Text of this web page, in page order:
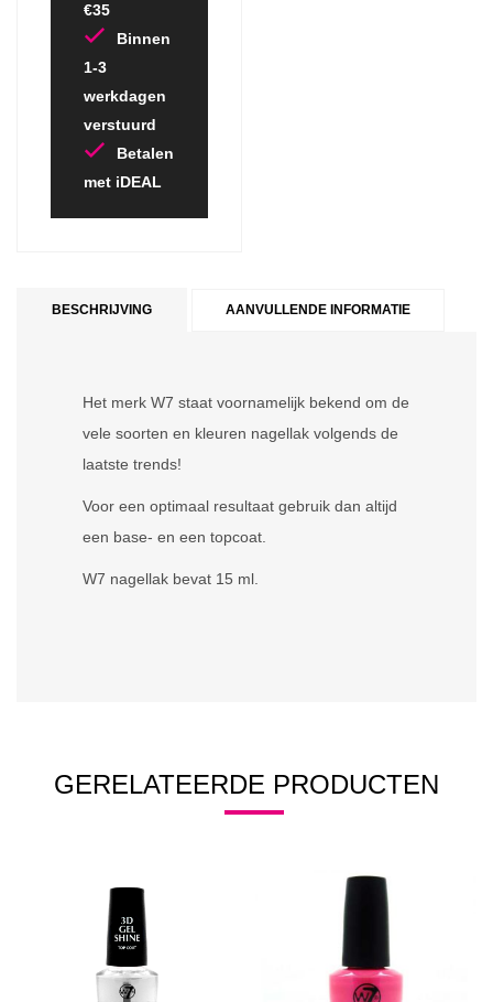
€35
Binnen
1-3
werkdagen
verstuurd
Betalen
met iDEAL
BESCHRIJVING AANVULLENDE INFORMATIE
Het merk W7 staat voornamelijk bekend om de
vele soorten en kleuren nagellak volgends de
laatste trends!
Voor een optimaal resultaat gebruik dan altijd
een base- en een topcoat.
W7 nagellak bevat 15 ml.
GERELATEERDE PRODUCTEN